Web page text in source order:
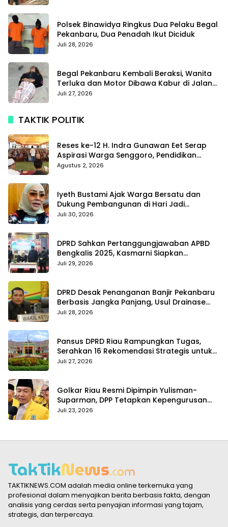
Polsek Binawidya Ringkus Dua Pelaku Begal
Pekanbaru, Dua Penadah Ikut Diciduk
Juli 28, 2026
Begal Pekanbaru Kembali Beraksi, Wanita
Terluka dan Motor Dibawa Kabur di Jalan
Teropong
Juli 27, 2026
TAKTIK POLITIK
Reses ke-12 H. Indra Gunawan Eet Serap
Aspirasi Warga Senggoro, Pendidikan
hingga BPJS Jadi Sorotan
Agustus 2, 2026
Iyeth Bustami Ajak Warga Bersatu dan
Dukung Pembangunan di Hari Jadi
Bengkalis ke-514
Juli 30, 2026
DPRD Sahkan Pertanggungjawaban APBD
Bengkalis 2025, Kasmarni Siapkan
Pemanfaatan SiLPA
Juli 29, 2026
DPRD Desak Penanganan Banjir Pekanbaru
Berbasis Jangka Panjang, Usul Drainase
Raksasa dan Kolam Retensi
Juli 28, 2026
Pansus DPRD Riau Rampungkan Tugas,
Serahkan 16 Rekomendasi Strategis untuk
Dongkrak Pendapatan Daerah
Juli 27, 2026
Golkar Riau Resmi Dipimpin Yulisman-
Suparman, DPP Tetapkan Kepengurusan
Baru 2025–2030
Juli 23, 2026
TAKTIKNEWS.COM adalah media online terkemuka yang
profesional dalam menyajikan berita berbasis fakta, dengan
analisis yang cerdas serta penyajian informasi yang tajam,
strategis, dan terpercaya.